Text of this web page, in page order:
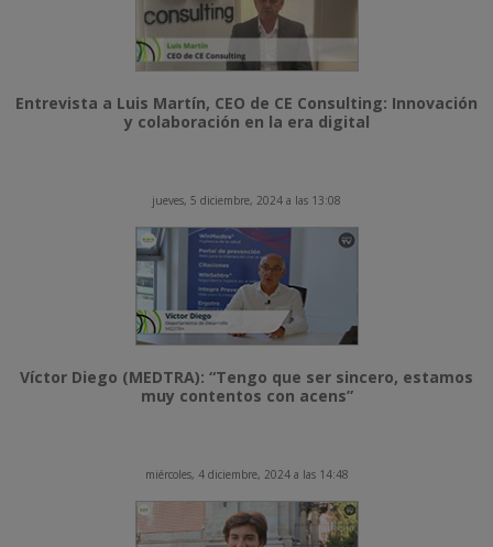
Entrevista a Luis Martín, CEO de CE Consulting: Innovación
y colaboración en la era digital
jueves, 5 diciembre, 2024 a las 13:08
Víctor Diego (MEDTRA): “Tengo que ser sincero, estamos
muy contentos con acens”
miércoles, 4 diciembre, 2024 a las 14:48